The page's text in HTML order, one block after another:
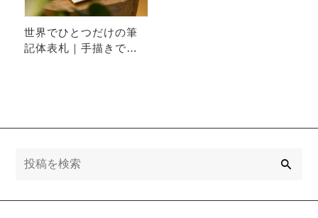
世界でひとつだけの筆
記体表札｜手描きで生